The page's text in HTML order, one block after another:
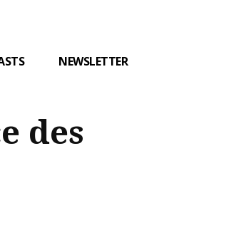
NEWSLETTER
des